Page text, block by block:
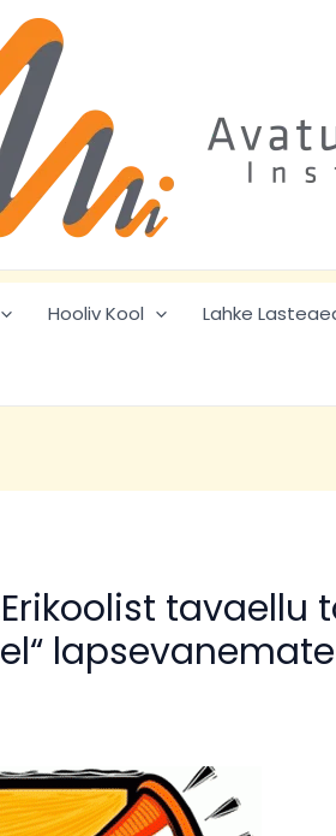
Hooliv Kool Lahke
tavaellu